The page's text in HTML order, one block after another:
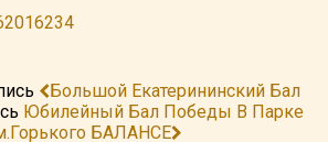
Большой Екатерининский Бал
Юбилейный Бал Победы В Парке
БАЛАНСЕ